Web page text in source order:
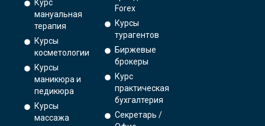
Курс
мануальная
терапия
Курсы
косметологии
Курсы
маникюра и
педикюра
Курсы
массажа
Forex
Курсы
турагентов
Биржевые
брокеры
Курс
практическая
бухгалтерия
Секретарь /